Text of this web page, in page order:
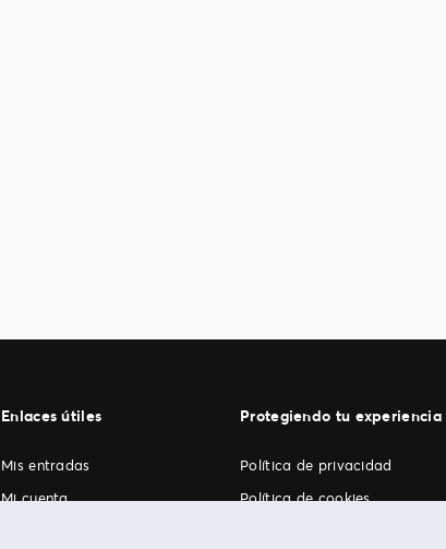
Enlaces útiles
Mis entradas
Mi cuenta
Protegiendo tu experiencia
Política de privacidad
Política de cookies